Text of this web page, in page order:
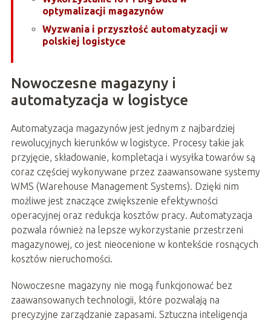
optymalizacji magazynów
Wyzwania i przyszłość automatyzacji w
polskiej logistyce
Nowoczesne magazyny i
automatyzacja w logistyce
Automatyzacja magazynów jest jednym z najbardziej
rewolucyjnych kierunków w logistyce. Procesy takie jak
przyjęcie, składowanie, kompletacja i wysyłka towarów są
coraz częściej wykonywane przez zaawansowane systemy
WMS (Warehouse Management Systems). Dzięki nim
możliwe jest znaczące zwiększenie efektywności
operacyjnej oraz redukcja kosztów pracy. Automatyzacja
pozwala również na lepsze wykorzystanie przestrzeni
magazynowej, co jest nieocenione w kontekście rosnących
kosztów nieruchomości.
Nowoczesne magazyny nie mogą funkcjonować bez
zaawansowanych technologii, które pozwalają na
precyzyjne zarządzanie zapasami. Sztuczna inteligencja